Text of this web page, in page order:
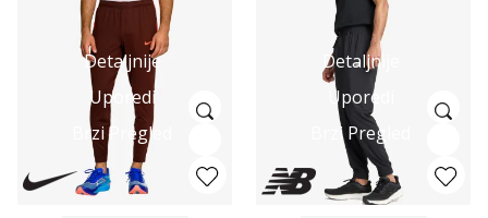
Detaljnije
Uporedi
Brzi Pregled
Detaljnije
Uporedi
Brzi Pregled